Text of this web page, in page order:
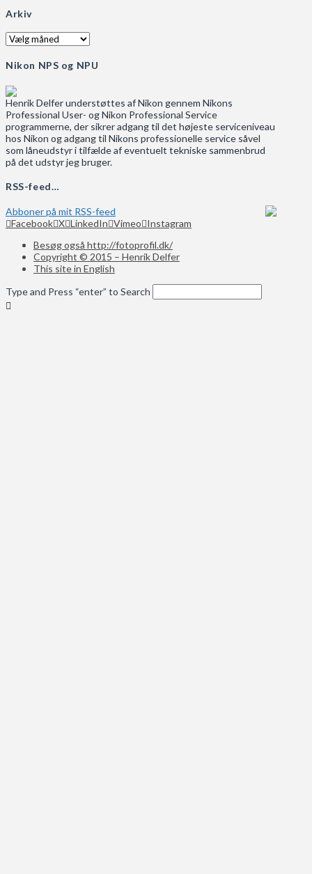
Arkiv
Arkiv
Nikon NPS og NPU
Henrik Delfer understøttes af Nikon gennem Nikons
Professional User- og Nikon Professional Service
programmerne, der sikrer adgang til det højeste serviceniveau
hos Nikon og adgang til Nikons professionelle service såvel
som låneudstyr i tilfælde af eventuelt tekniske sammenbrud
på det udstyr jeg bruger.
RSS-feed…
Abboner på mit RSS-feed
Facebook X LinkedIn Vimeo Instagram
Besøg også http://fotoprofil.dk/
Copyright © 2015 – Henrik Delfer
This site in English
Type and Press “enter” to Search